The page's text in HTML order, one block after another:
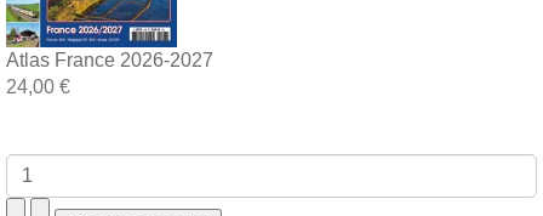
Atlas France 2026-2027
24,00 €